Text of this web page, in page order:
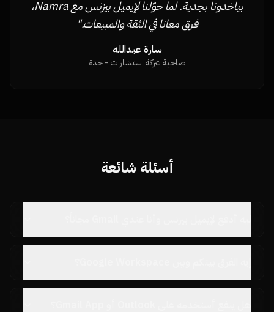
بياخدونا بجدية. لما حوّلنا لإيميل بيزنس مع Namra،
فرق معانا في الثقة والمبيعات."
سارة عبدالله
صاحبة شركة استشارات - جدة
أسئلة شائعة